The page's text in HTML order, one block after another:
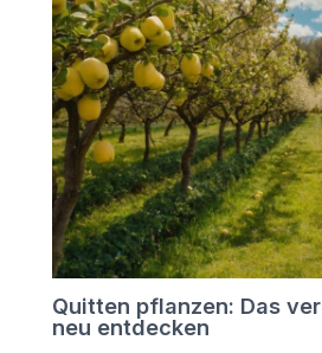
Quitten pflanzen: Das
neu entdecken